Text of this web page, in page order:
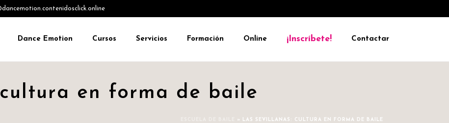
Dance Emotion Cursos Servicios Formación Online ¡Inscríbete! Contactar
en forma de baile
» LAS SEVILLANAS: CULTURA EN FORMA DE BAILE